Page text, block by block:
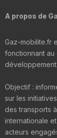
A propos de
Gaz-mobilite.fr
fonctionnant au
Objectif :
sur les
des transports
internationale
acteurs